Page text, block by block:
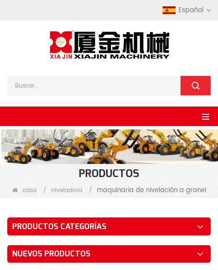
Español
PRODUCTOS
casa / niveladora / maquinaria de nivelación a granel
PRODUCTOS CATEGORÍAS
NUEVOS PRODUCTOS